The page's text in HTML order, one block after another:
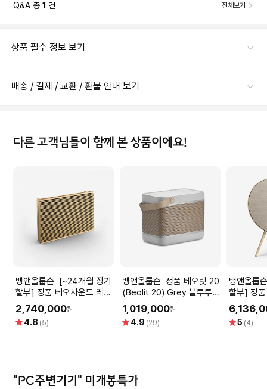
Q&A 총 1 건 전체보기
상품 필수 정보 보기
배송 / 결제 / 교환 / 환불 안내 보기
다른 고객님들이 함께 본 상품이에요!
뱅앤올룹슨 [~24개월 장기
할부] 정품 베오사운드 레벨
Non-GVA (Beosound
Level Non-GVA) Gold 프
리미엄 무선 스피커
2,740,000원
별 4.8 (5)
뱅앤올룹슨 정품 베오릿 20
(Beolit 20) Grey 블루투스
무선 스피커
1,019,000원
별 4.9 (29)
뱅앤올룹슨 [~24개월
할부] 정
5세대
gen.)
엄 블루투
별5 (4)
"PC주변기기" 미개봉특가